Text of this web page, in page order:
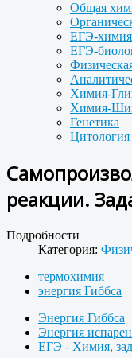
Общая
ЕГЭ-химия
ЕГЭ-
Химия-
Химия-
Генетика
Цитология
реакции.
Подробности
Категория:
термохимия
энергия Гиббса
Энергия Гиббса
Энергия
ЕГЭ - Химия,